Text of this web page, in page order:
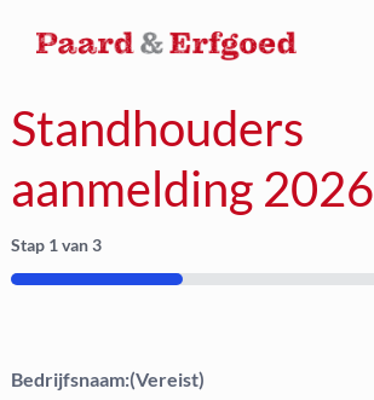
Standhouders
aanmelding 2026
Stap 1 van3
33%
Bedrijfsnaam:(Vereist)